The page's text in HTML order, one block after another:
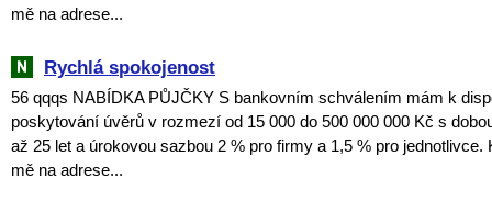
mě na adrese...
Rychlá spokojenost
56 qqqs NABÍDKA PŮJČKY S bankovním schválením mám k
poskytování úvěrů v rozmezí od 15 000 do 500 000 000 Kč s
až 25 let a úrokovou sazbou 2 % pro firmy a 1,5 % pro jednotlivce.
mě na adrese...